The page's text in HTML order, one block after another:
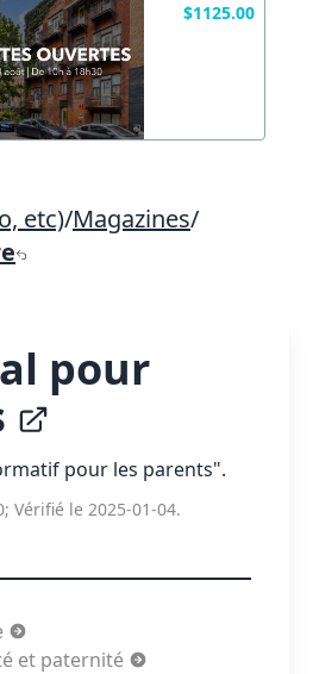
$1125.00
etc)/Magazines/
pour
pour les parents".
Vérifié le 2025-01-04.
et paternité